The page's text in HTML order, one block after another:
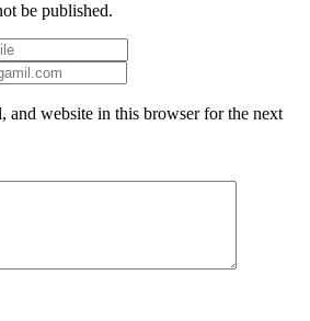
be published.
and website in this browser for the next